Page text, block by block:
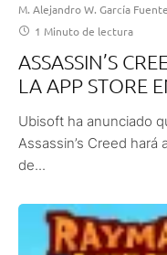
M. Alejandro W. García
1 Minuto de lectura
ASSASSIN’S
LA APP STORE
Ubisoft ha anunciado
Assassin’s Creed hará
de...